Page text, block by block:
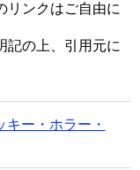
リンクはご自由に
記の上、引用元に
キー・ホラー・